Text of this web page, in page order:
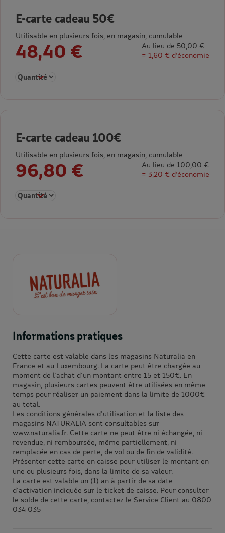
E-carte cadeau 50€
Utilisable en plusieurs fois, en magasin, cumulable
48,40 €
Au lieu de 50,00 €
= 1,60 € d’économie
Sélectionner la quantité pour E-carte cadeau 50€
E-carte cadeau 100€
Utilisable en plusieurs fois, en magasin, cumulable
96,80 €
Au lieu de 100,00 €
= 3,20 € d’économie
Sélectionner la quantité pour E-carte cadeau 100€
Informations pratiques
Cette carte est valable dans les magasins Naturalia en
France et au Luxembourg. La carte peut être chargée au
moment de l'achat d'un montant entre 15 et 150€. En
magasin, plusieurs cartes peuvent être utilisées en même
temps pour réaliser un paiement dans la limite de 1000€
au total.
Les conditions générales d'utilisation et la liste des
magasins NATURALIA sont consultables sur
www.naturalia.fr. Cette carte ne peut être ni échangée, ni
revendue, ni remboursée, même partiellement, ni
remplacée en cas de perte, de vol ou de fin de validité.
Présenter cette carte en caisse pour utiliser le montant en
une ou plusieurs fois, dans la limite de sa valeur.
La carte est valable un (1) an à partir de sa date
d'activation indiquée sur le ticket de caisse. Pour consulter
le solde de cette carte, contactez le Service Client au 0800
034 035